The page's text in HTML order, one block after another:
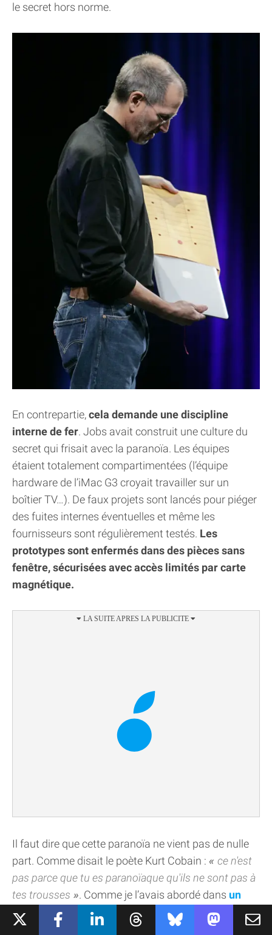
le secret hors norme.
En contrepartie,cela demande une discipline
interne de fer. Jobs avait construit une culture du
secret qui frisait avec la paranoïa. Les équipes
étaient totalement compartimentées (l’équipe
hardware de l’iMac G3 croyait travailler sur un
boîtier TV…). De faux projets sont lancés pour piéger
des fuites internes éventuelles et même les
fournisseurs sont régulièrement testés. Les
prototypes sont enfermés dans des pièces sans
fenêtre, sécurisées avec accès limités par carte
magnétique.
Il faut dire que cette paranoïa ne vient pas de nulle
part. Comme disait le poète Kurt Cobain :
ce n'est
pas parce que tu es paranoïaque qu'ils ne sont pas à
tes trousses
. Comme je l’avais abordé dans un
précédent article
Apple a subi des copies
traumatisantes
: de son système copié par